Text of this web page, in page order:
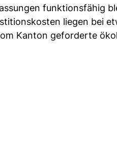
funktionsfähig
liegen bei
Kanton geforderte